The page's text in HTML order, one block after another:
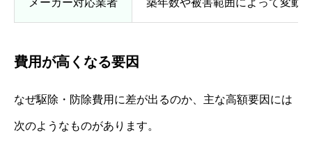
費用が高くなる要因
なぜ駆除・防除費用に差が出るのか、主な高額要因には
次のようなものがあります。